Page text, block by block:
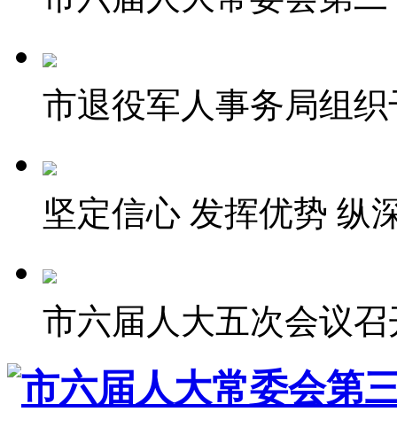
市退役军人事务局组
坚定信心 发挥优势 纵
市六届人大五次会议召
市六届人大常委会第